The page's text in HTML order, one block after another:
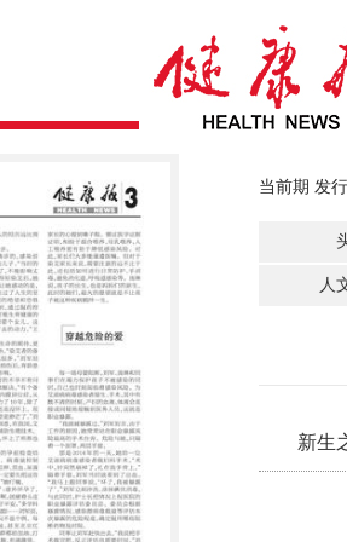
当前期 发
人
新生